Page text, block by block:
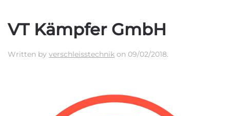
VT Kämpfer GmbH
Written by verschleisstechnik on 09/02/2018.